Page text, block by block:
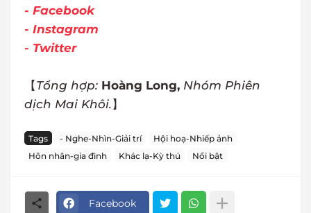
- Facebook
- Instagram
- Twitter
【 Tổng hợp: Hoàng Long, Nhóm Phiên
dịch Mai Khôi. 】
Tags - Nghe-Nhìn-Giải trí
Hội hoạ-Nhiếp ảnh
Hôn nhân-gia đình
Khác lạ-Kỳ thú Nổi bật
Facebook